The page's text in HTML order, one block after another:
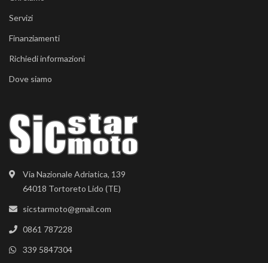
Via Nazionale Adriatica, 139
64018 Tortoreto Lido (TE)
sicstarmoto@gmail.com
0861 787228
339 5847304
Servizi
Finanziamenti
Richiedi informazioni
Dove siamo